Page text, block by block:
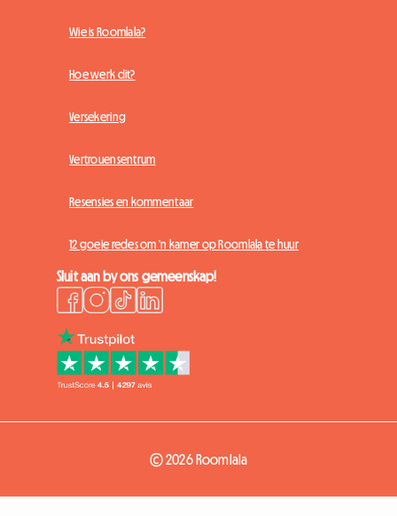
Wie is Roomlala?
Hoe werk dit?
Versekering
Vertrouensentrum
Resensies en kommentaar
12 goeie redes om 'n kamer op Roomlala te huur
Sluit aan by ons gemeenskap!
© 2026 Roomlala